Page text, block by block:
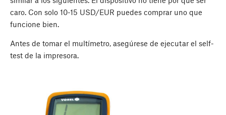
caro. Con solo 10-15 USD/EUR puedes comprar uno que
funcione bien.
Antes de tomar el multímetro, asegúrese de ejecutar el self-
test de la impresora.